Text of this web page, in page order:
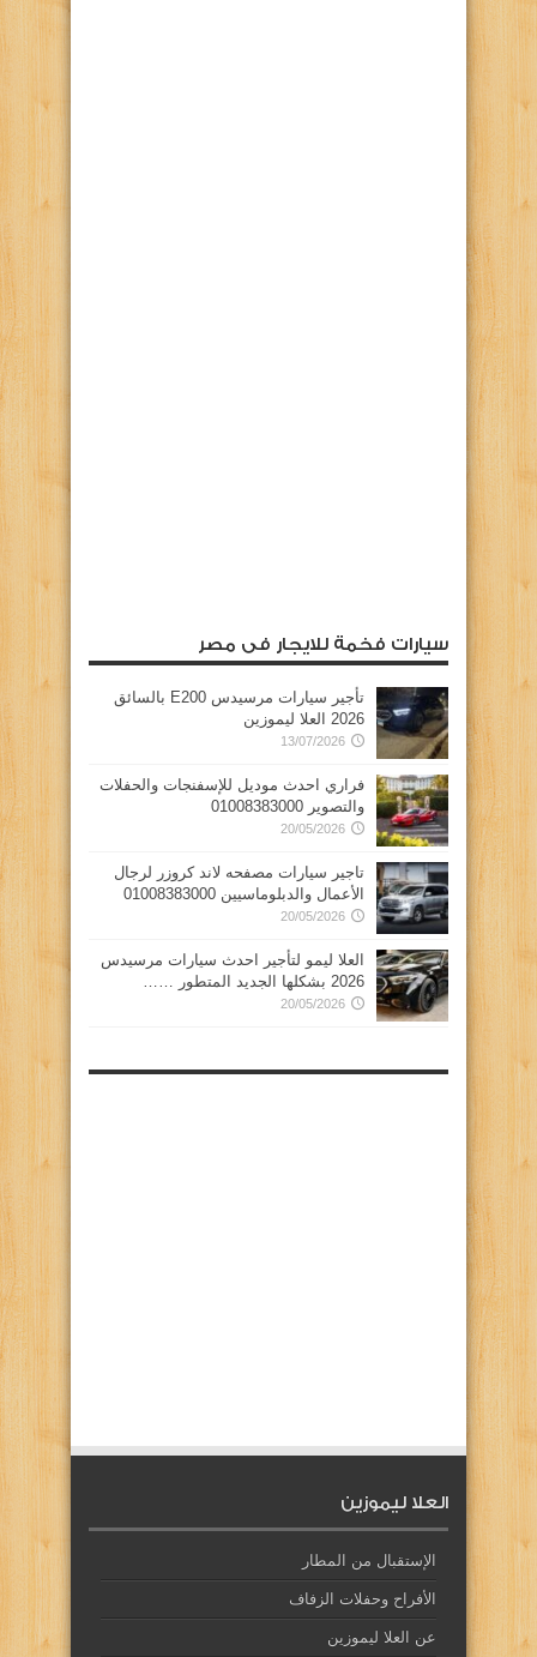
سيارات فخمة للايجار فى مصر
تأجير سيارات مرسيدس E200 بالسائق
2026 العلا ليموزين
13/07/2026
فراري احدث موديل للإسفنجات والحفلات
والتصوير 01008383000
20/05/2026
تاجير سيارات مصفحه لاند كروزر لرجال
الأعمال والدبلوماسيين 01008383000
20/05/2026
العلا ليمو لتأجير احدث سيارات مرسيدس
2026 بشكلها الجديد المتطور ……
20/05/2026
العلا ليموزين
الإستقبال من المطار
الأفراح وحفلات الزفاف
عن العلا ليموزين